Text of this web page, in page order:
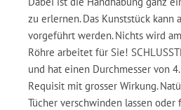
zu erlernen. Das Kunststück kann
vorgeführt werden. Nichts wird
Röhre arbeitet für Sie!
und hat einen Durchmesser von
Requisit mit grosser Wirkung.
Tücher verschwinden lassen oder